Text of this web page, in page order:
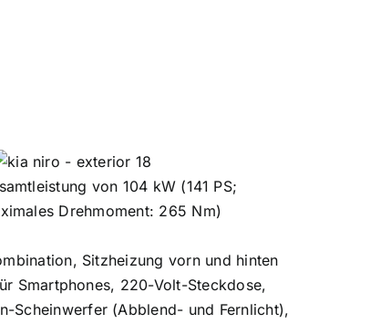
von 104 kW (141 PS;
Drehmoment: 265 Nm)
Sitzheizung vorn und hinten
Smartphones, 220-Volt-Steckdose,
Scheinwerfer (Abblend- und Fernlicht),